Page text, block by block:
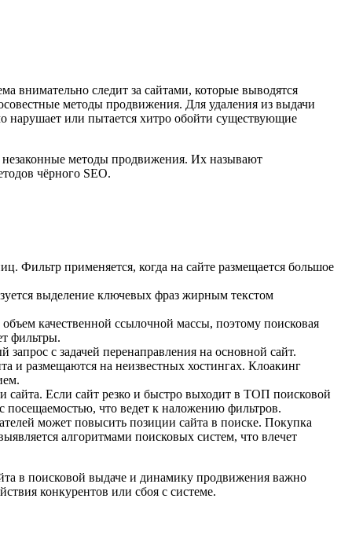
внимательно следит за сайтами, которые выводятся
методы продвижения. Для удаления из выдачи
нарушает или пытается хитро обойти существующие
методы продвижения. Их называют
чёрного SEO.
Фильтр применяется, когда на сайте размещается большое
выделение ключевых фраз жирным текстом
качественной ссылочной массы, поэтому поисковая
фильтры.
с задачей перенаправления на основной сайт.
и размещаются на неизвестных хостингах. Клоакинг
сайта. Если сайт резко и быстро выходит в ТОП поисковой
посещаемостью, что ведет к наложению фильтров.
может повысить позиции сайта в поиске. Покупка
алгоритмами поисковых систем, что влечет
в поисковой выдаче и динамику продвижения важно
конкурентов или сбоя с системе.